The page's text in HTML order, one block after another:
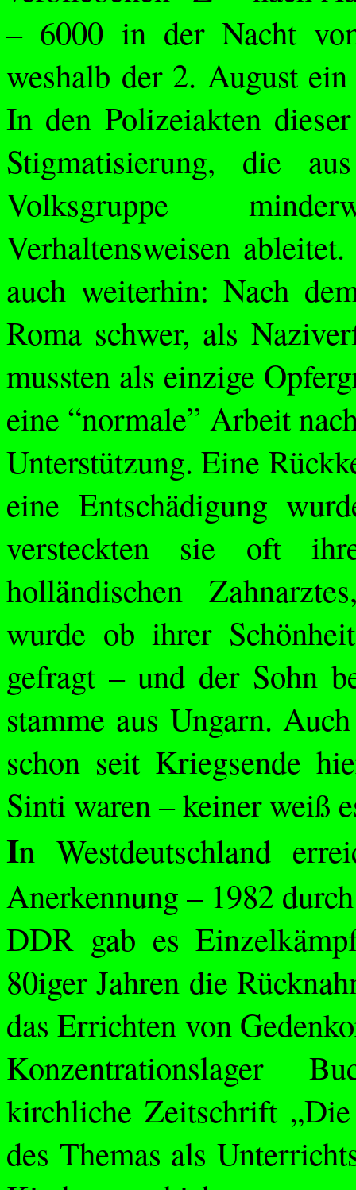
– 6000 in der Nacht
weshalb der 2. August
In den Polizeiakten
Stigmatisierung, die
Volksgruppe
Verhaltensweisen
auch weiterhin: Nach
Roma schwer, als
mussten als einzige
eine “normale” Arbeit
Unterstützung. Eine
eine Entschädigung
versteckten sie oft
holländischen
wurde ob ihrer
gefragt – und der Sohn
stamme aus Ungarn.
schon seit Kriegsende
Sinti waren – keiner weiß
In Westdeutschland
Anerkennung – 1982
DDR gab es
80iger Jahren die
das Errichten von
Konzentrationslager
kirchliche Zeitschrift
des Themas als